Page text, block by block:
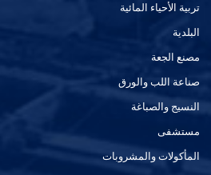
تربية الأحياء المائية
البلدية
مصنع الجعة
صناعة اللب والورق
النسيج والصباغة
مستشفى
المأكولات والمشروبات